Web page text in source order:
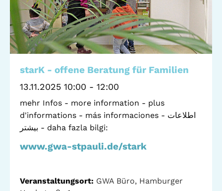
Standorte
Gemeinwesenarbeit
Raumvermietung
Auszeichnungen
Jobs + Praktika
Förderverein
Förderer
Leseförderung
Ferienprogramm
Unterstützung
starK - offene Beratung für Familien
13.11.2025 10:00 - 12:00
mehr Infos - more information - plus
d'informations - más informaciones - اطلاعات
بیشتر - daha fazla bilgi:
www.gwa-stpauli.de/stark
Veranstaltungsort: GWA Büro, Hamburger